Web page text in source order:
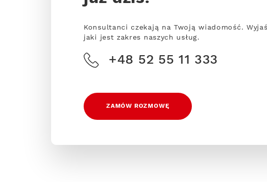
Konsultanci czekają na Twoją wiadomość.
jaki jest zakres naszych usług.
+48 52 55 11 333
ZAMÓW ROZMOWĘ